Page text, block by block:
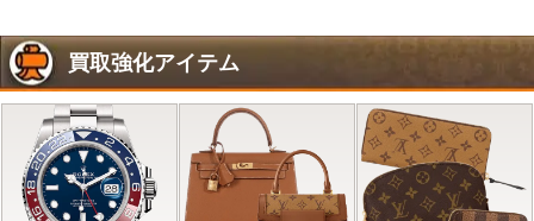
買取強化アイテム